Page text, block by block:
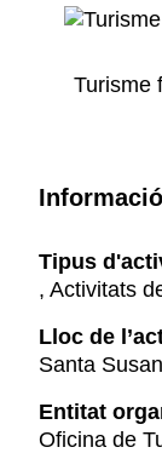
Turisme
Tipus
, Activitats
Lloc de
Santa
Entitat
Oficina de